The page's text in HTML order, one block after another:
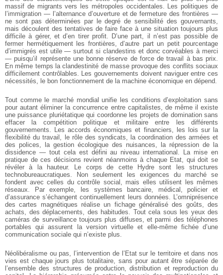
massif de migrants vers les métropoles occidentales. Les politiques de
l’immigration — l’alternance d’ouverture et de fermeture des frontières —
ne sont pas déterminées par le degré de sensibilité des gouvernants,
mais découlent des tentatives de faire face à une situation toujours plus
difficile à gérer, et d’en tirer profit. D’une part, il n’est pas possible de
fermer hermétiquement les frontières, d’autre part un petit pourcentage
d’immigrés est utile — surtout si clandestins et donc corvéables à merci
— puisqu’il représente une bonne réserve de force de travail à bas prix.
En même temps la clandestinité de masse provoque des conflits sociaux
difficilement contrôlables. Les gouvernements doivent naviguer entre ces
nécessités, le bon fonctionnement de la machine économique en dépend.
Tout comme le marché mondial unifie les conditions d’exploitation sans
pour autant éliminer la concurrence entre capitalistes, de même il existe
une puissance pluriétatique qui coordonne les projets de domination sans
effacer la compétition politique et militaire entre les différents
gouvernements. Les accords économiques et financiers, les lois sur la
flexibilité du travail, le rôle des syndicats, la coordination des armées et
des polices, la gestion écologique des nuisances, la répression de la
dissidence — tout cela est défini au niveau international. La mise en
pratique de ces décisions revient néanmoins à chaque Etat, qui doit se
révéler à la hauteur. Le corps de cette Hydre sont les structures
technobureaucratiques. Non seulement les exigences du marché se
fondent avec celles du contrôle social, mais elles utilisent les mêmes
réseaux. Par exemple, les systèmes bancaire, médical, policier et
d’assurance s’échangent continuellement leurs données. L’omniprésence
des cartes magnétiques réalise un fichage généralisé des goûts, des
achats, des déplacements, des habitudes. Tout cela sous les yeux des
caméras de surveillance toujours plus diffuses, et parmi des téléphones
portables qui assurent la version virtuelle et elle-même fichée d’une
communication sociale qui n’existe plus.
Néolibéralisme ou pas, l’intervention de l’Etat sur le territoire et dans nos
vies est chaque jours plus totalitaire, sans pour autant être séparée de
l’ensemble des structures de production, distribution et reproduction du